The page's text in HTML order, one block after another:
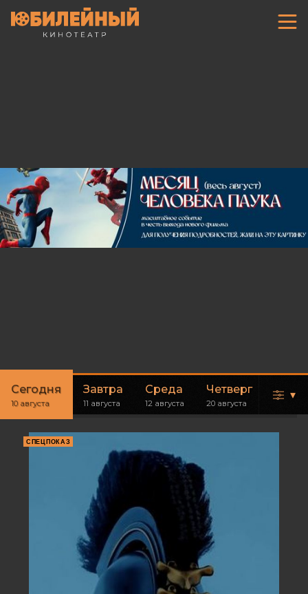
Сегодня
10 августа
Завтра
11 августа
Среда
12 августа
Четверг
20 августа
▾
СПЕЦПОКАЗ